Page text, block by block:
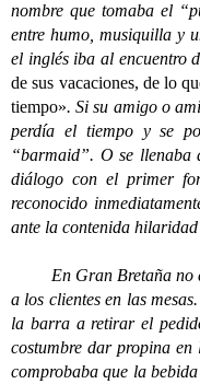
nombre que tomaba el
entre humo, musiquilla y
el inglés iba al encuentro
de sus vacaciones, de lo
tiempo». Si su amigo o
perdía el tiempo y se
“barmaid”. O se
diálogo con el primer
reconocido
ante la contenida
En Gran Bretaña no
a los clientes en las
la barra a retirar el
costumbre dar propina
comprobaba que la